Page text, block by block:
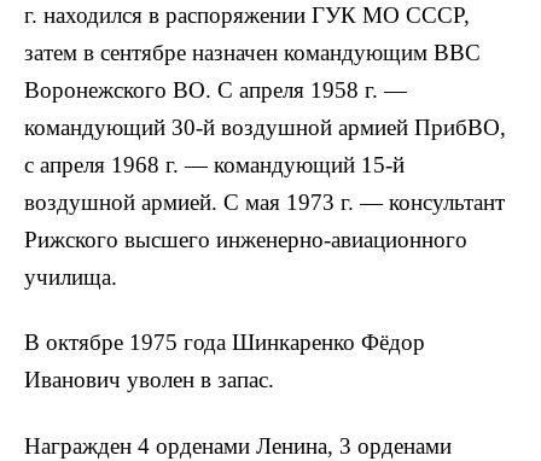
г. находился в распоряжении ГУК МО СССР,
затем в сентябре назначен командующим ВВС
Воронежского ВО. С апреля 1958 г. —
командующий 30-й воздушной армией ПрибВО,
с апреля 1968 г. — командующий 15-й
воздушной армией. С мая 1973 г. — консультант
Рижского высшего инженерно-авиационного
училища.
В октябре 1975 года Шинкаренко Фёдор
Иванович уволен в запас.
Награжден 4 орденами Ленина, 3 орденами